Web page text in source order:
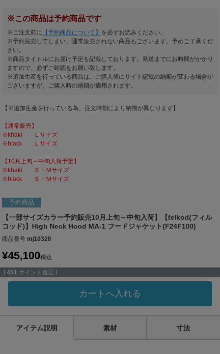
※この商品は予約商品です
※ご注文前に 【予約商品について】 を必ずお読みください。
※予約完売してしまい、通常販売されない商品もございます。予めご了承くだ
さい。
※商品タイトルにお届け予定を記載しております。発送までにお時間がかかり
ますので、必ずご確認をお願い致します。
※追加生産を行っている商品は、ご購入後にサイト記載の納期が変わる場合が
ございますが、ご購入時の納期が適用されます。
【※追加生産を行っている為、注文時期により納期が異なります】
【通常販売】
※khaki Ｌサイズ
※black Ｌサイズ
【10月上旬～中旬入荷予定】
※khaki Ｓ・Ｍサイズ
※black Ｓ・Ｍサイズ
予約商品
【一部サイズカラー予約販売10月上旬～中旬入荷】【felkod(フィル
コッド)】High Neck Hood MA-1 フードジャケット(F24F100)
商品番号 mj10328
¥45,100税込
[ 451 ポイント進呈 ]
カートへ入れる
アイテム説明 素材 寸法